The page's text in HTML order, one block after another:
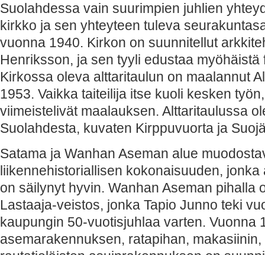
Suolahdessa vain suurimpien juhlien
kirkko ja sen yhteyteen tuleva
vuonna 1940. Kirkon on suunnitellut
Henriksson, ja sen tyyli edustaa myöhäistä
Kirkossa oleva alttaritaulun on maalannut
1953. Vaikka taiteilija itse kuoli kesken
viimeistelivät maalauksen. Alttaritaulussa
Suolahdesta, kuvaten Kirppuvuorta ja
Satama ja Wanhan Aseman alue
liikennehistoriallisen kokonaisuuden,
on säilynyt hyvin. Wanhan Aseman pihalla
Lastaaja-veistos, jonka Tapio Junno teki
kaupungin 50-vuotisjuhlaa varten. Vuonna
asemarakennuksen, ratapihan,